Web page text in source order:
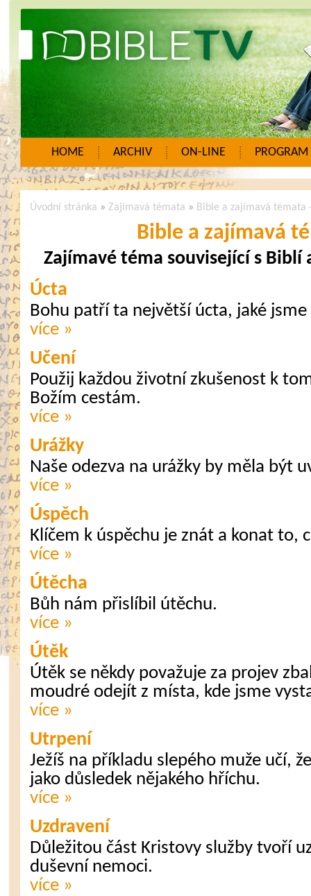
HOME ARCHIV ON-LINE PROGRAM
Úvodní stránka »Zajímavá témata » Bible a zajímavá témata
Bible a zajímavá
Zajímavé téma související s Biblí
Úcta
Bohu patří ta největší úcta, jaké
více »
Učení
Použij každou životní zkušenost k
Božím cestám.
více »
Urážky
Naše odezva na urážky by měla být
více »
Úspěch
Klíčem k úspěchu je znát a konat to,
více »
Útěcha
Bůh nám přislíbil útěchu.
více »
Útěk
Útěk se někdy považuje za projev
moudré odejít z místa, kde jsme
více »
Utrpení
Ježíš na příkladu slepého muže učí,
jako důsledek nějakého hříchu.
více »
Uzdravení
Důležitou část Kristovy služby tvoří
duševní nemoci.
více »